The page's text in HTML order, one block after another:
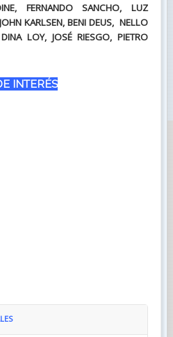
FERNANDO SANCHO, LUZ
KARLSEN, BENI DEUS, NELLO
LOY, JOSÉ RIESGO, PIETRO
INTERÉS